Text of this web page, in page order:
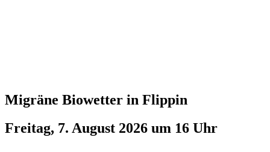
Migräne Biowetter in Flippin
Freitag, 7. August 2026 um 16 Uhr